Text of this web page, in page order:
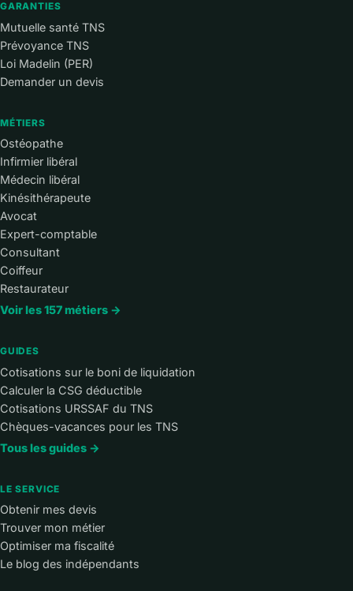
GARANTIES
Mutuelle santé TNS
Prévoyance TNS
Loi Madelin (PER)
Demander un devis
MÉTIERS
Ostéopathe
Infirmier libéral
Médecin libéral
Kinésithérapeute
Avocat
Expert-comptable
Consultant
Coiffeur
Restaurateur
Voir les 157 métiers →
GUIDES
Cotisations sur le boni de liquidation
Calculer la CSG déductible
Cotisations URSSAF du TNS
Chèques-vacances pour les TNS
Tous les guides →
LE SERVICE
Obtenir mes devis
Trouver mon métier
Optimiser ma fiscalité
Le blog des indépendants